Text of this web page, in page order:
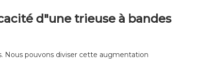
d"une trieuse à bandes
Nous pouvons diviser cette augmentation